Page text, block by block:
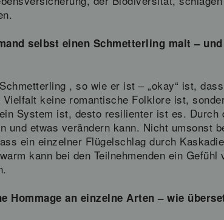
selbst einen Schmetterling malt –
, so wie er ist – „okay“ ist,
keine romantische Folklore ist,
System ist, desto resilienter ist es. Durch
und etwas verändern kann. Nicht umsonst
ein einzelner Flügelschlag durch
kann bei den Teilnehmenden ein Gefühl
Hommage an einzelne Arten – wie